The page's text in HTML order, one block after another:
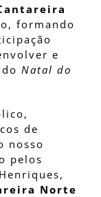
formando
e
Natal do
de
nosso
pelos
Norte